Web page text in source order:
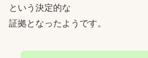
という決定的な
証拠となったようです。